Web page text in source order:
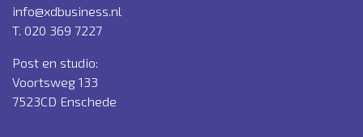
info@xdbusiness.nl
T. 020 369 7227
Post en studio:
Voortsweg 133
7523CD Enschede